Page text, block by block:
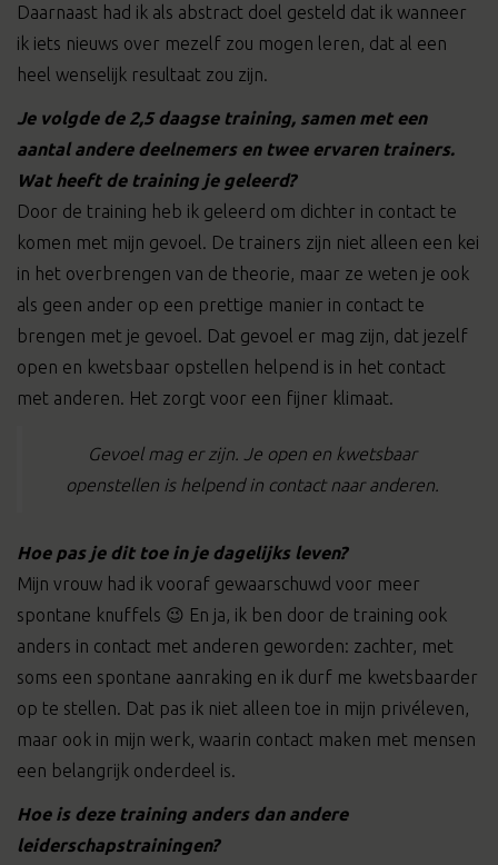
Daarnaast had ik als abstract doel gesteld dat ik wanneer
ik iets nieuws over mezelf zou mogen leren, dat al een
heel wenselijk resultaat zou zijn.
Je volgde de 2,5 daagse training, samen met een
aantal andere deelnemers en twee ervaren trainers.
Wat heeft de training je geleerd?
Door de training heb ik geleerd om dichter in contact te
komen met mijn gevoel. De trainers zijn niet alleen een kei
in het overbrengen van de theorie, maar ze weten je ook
als geen ander op een prettige manier in contact te
brengen met je gevoel. Dat gevoel er mag zijn, dat jezelf
open en kwetsbaar opstellen helpend is in het contact
met anderen. Het zorgt voor een fijner klimaat.
Gevoel mag er zijn. Je open en kwetsbaar
openstellen is helpend in contact naar anderen.
Hoe pas je dit toe in je dagelijks leven?
Mijn vrouw had ik vooraf gewaarschuwd voor meer
spontane knuffels 😉 En ja, ik ben door de training ook
anders in contact met anderen geworden: zachter, met
soms een spontane aanraking en ik durf me kwetsbaarder
op te stellen. Dat pas ik niet alleen toe in mijn privéleven,
maar ook in mijn werk, waarin contact maken met mensen
een belangrijk onderdeel is.
Hoe is deze training anders dan andere
leiderschapstrainingen?